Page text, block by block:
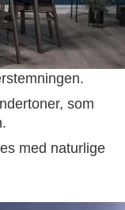
som
med naturlige